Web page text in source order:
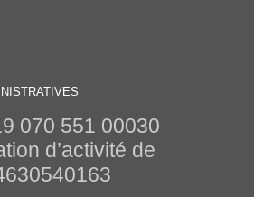
070 551 00030
d’activité de